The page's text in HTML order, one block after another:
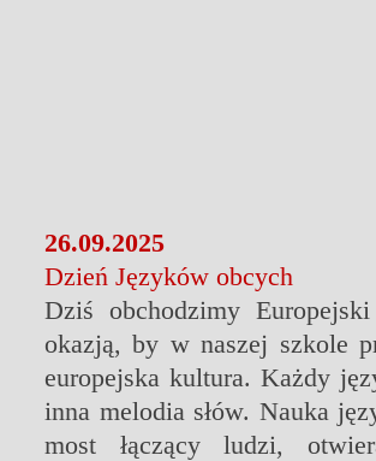
26.09.2025
Dzień Języków obcych
Dziś obchodzimy
okazją, by w naszej szkole
europejska kultura. Każdy
inna melodia słów. Nauka
most łączący ludzi,